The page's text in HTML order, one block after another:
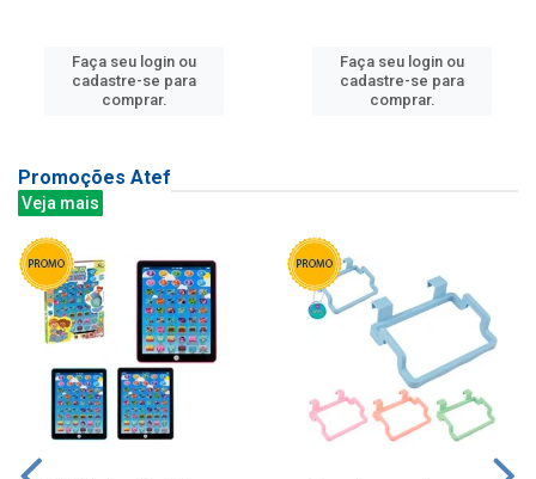
Faça seu login ou
cadastre-se para
comprar.
Faça seu login ou
cadastre-se para
comprar.
Promoções Atef
Veja mais